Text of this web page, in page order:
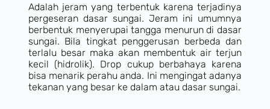
Adalah jeram yang terbentuk karena terjadinya
pergeseran dasar sungai. Jeram ini umumnya
berbentuk menyerupai tangga menurun di dasar
sungai. Bila tingkat penggerusan berbeda dan
terlalu besar maka akan membentuk air terjun
kecil (hidrolik). Drop cukup berbahaya karena
bisa menarik perahu anda. Ini mengingat adanya
tekanan yang besar ke dalam atau dasar sungai.